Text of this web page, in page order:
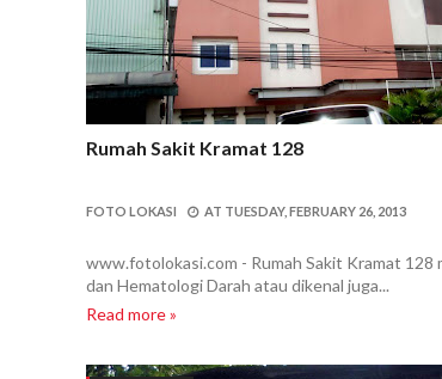
Rumah Sakit Kramat 128
FOTO LOKASI AT TUESDAY, FEBRUARY 26, 2013
www.fotolokasi.com - Rumah Sakit Kramat 128
dan Hematologi Darah atau dikenal juga...
Read more »